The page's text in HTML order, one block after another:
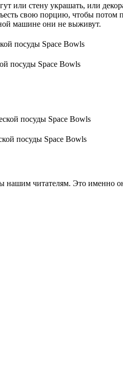
или стену украшать, или
свою порцию, чтобы потом
машине они не выживут.
посуды Space Bowls
посуды Space Bowls
нашим читателям. Это именно